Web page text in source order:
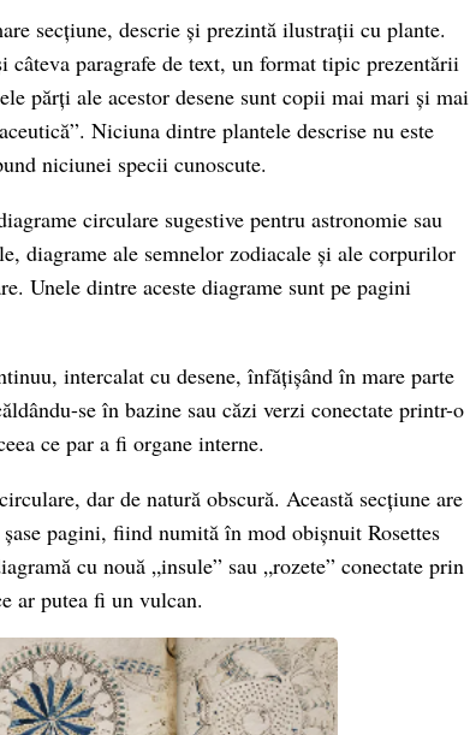
secțiune, descrie și prezintă ilustrații cu plante.
câteva paragrafe de text, un format tipic prezentării
părți ale acestor desene sunt copii mai mari și mai
Niciuna dintre plantele descrise nu este
niciunei specii cunoscute.
circulare sugestive pentru astronomie sau
diagrame ale semnelor zodiacale și ale corpurilor
Unele dintre aceste diagrame sunt pe pagini
intercalat cu desene, înfățișând în mare parte
se în bazine sau căzi verzi conectate printr-o
ce par a fi organe interne.
dar de natură obscură. Această secțiune are
pagini, fiind numită în mod obișnuit Rosettes
cu nouă „insule” sau „rozete” conectate prin
ar putea fi un vulcan.